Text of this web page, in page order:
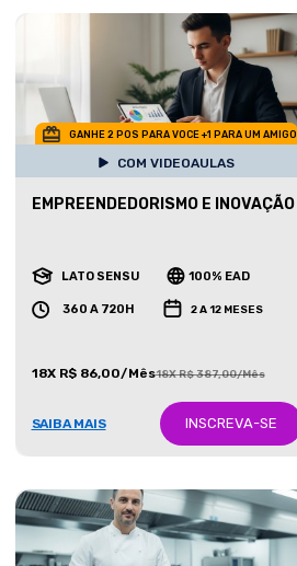
GANHE 2 POS PARA VOCE +1 PARA UM AMIGO
COM VIDEOAULAS
EMPREENDEDORISMO E INOVAÇÃO
LATO SENSU 100% EAD
360 A 720H 2 A 12 MESES
18X R$ 86,00/Mês18X R$ 387,00/Mês
SAIBA MAIS INSCREVA-SE